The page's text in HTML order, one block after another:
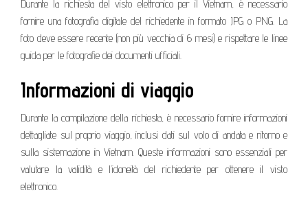
Durante la richiesta del visto elettronico per il Vietnam, è necessario
fornire una fotografia digitale del richiedente in formato JPG o PNG. La
foto deve essere recente (non più vecchia di 6 mesi) e rispettare le linee
guida per le fotografie dei documenti ufficiali.
Informazioni di viaggio
Durante la compilazione della richiesta, è necessario fornire informazioni
dettagliate sul proprio viaggio, inclusi dati sul volo di andata e ritorno e
sulla sistemazione in Vietnam. Queste informazioni sono essenziali per
valutare la validità e l’idoneità del richiedente per ottenere il visto
elettronico.